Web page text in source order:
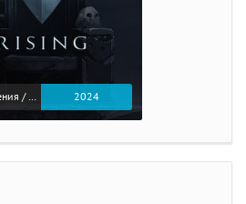
Приключения / Экшен 2024